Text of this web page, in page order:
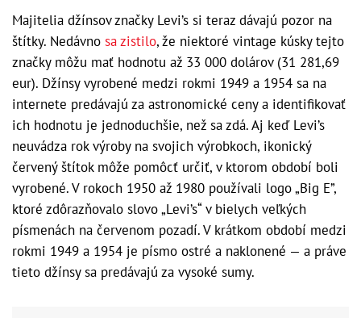
Majitelia džínsov značky Levi’s si teraz dávajú pozor na
štítky. Nedávno sa zistilo, že niektoré vintage kúsky tejto
značky môžu mať hodnotu až 33 000 dolárov (31 281,69
eur). Džínsy vyrobené medzi rokmi 1949 a 1954 sa na
internete predávajú za astronomické ceny a identifikovať
ich hodnotu je jednoduchšie, než sa zdá. Aj keď Levi’s
neuvádza rok výroby na svojich výrobkoch, ikonický
červený štítok môže pomôcť určiť, v ktorom období boli
vyrobené. V rokoch 1950 až 1980 používali logo „Big E”,
ktoré zdôrazňovalo slovo „Levi’s“ v bielych veľkých
písmenách na červenom pozadí. V krátkom období medzi
rokmi 1949 a 1954 je písmo ostré a naklonené — a práve
tieto džínsy sa predávajú za vysoké sumy.